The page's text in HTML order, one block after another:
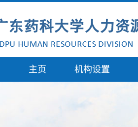
主页 机构设置